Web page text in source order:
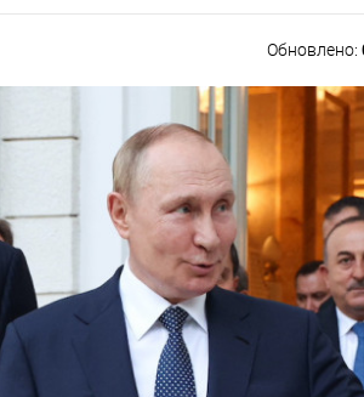
Обновлено: